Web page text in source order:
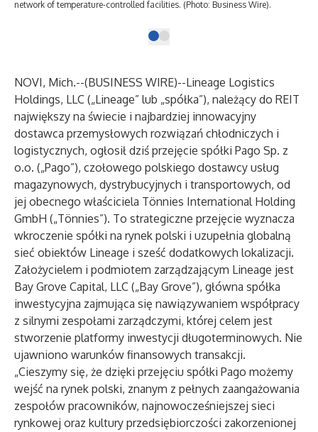
network of temperature-controlled facilities. (Photo: Business Wire).
NOVI, Mich.--(BUSINESS WIRE)--Lineage Logistics
Holdings, LLC („Lineage” lub „spółka”), należący do REIT
największy na świecie i najbardziej innowacyjny
dostawca przemysłowych rozwiązań chłodniczych i
logistycznych, ogłosił dziś przejęcie spółki Pago Sp. z
o.o. („Pago”), czołowego polskiego dostawcy usług
magazynowych, dystrybucyjnych i transportowych, od
jej obecnego właściciela Tönnies International Holding
GmbH („Tönnies”). To strategiczne przejęcie wyznacza
wkroczenie spółki na rynek polski i uzupełnia globalną
sieć obiektów Lineage i sześć dodatkowych lokalizacji.
Założycielem i podmiotem zarządzającym Lineage jest
Bay Grove Capital, LLC („Bay Grove”), główna spółka
inwestycyjna zajmująca się nawiązywaniem współpracy
z silnymi zespołami zarządczymi, której celem jest
stworzenie platformy inwestycji długoterminowych. Nie
ujawniono warunków finansowych transakcji.
„Cieszymy się, że dzięki przejęciu spółki Pago możemy
wejść na rynek polski, znanym z pełnych zaangażowania
zespołów pracowników, najnowocześniejszej sieci
rynkowej oraz kultury przedsiębiorczości zakorzenionej